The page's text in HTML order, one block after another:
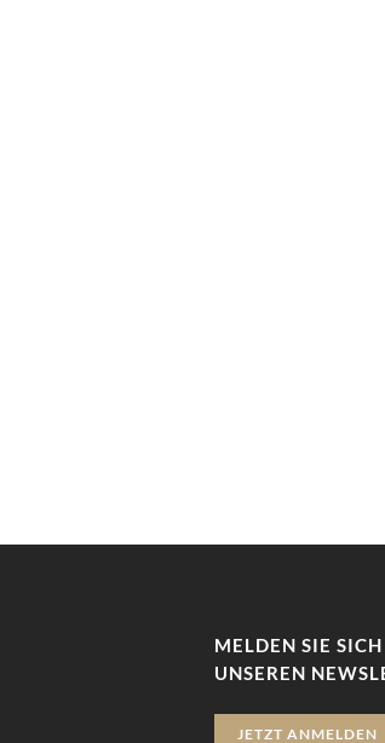
MELDEN SIE SICH
UNSEREN
JETZT ANMELDEN